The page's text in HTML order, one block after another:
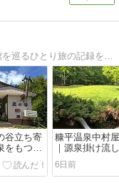
谷立ち寄
もつ秘
秘湯
糠平温泉中村
｜源泉掛け流
ダンさの両立
6日前